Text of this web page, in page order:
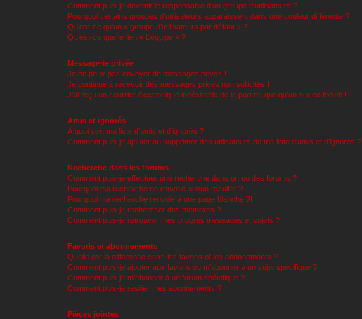
Comment puis-je devenir le responsable d’un groupe d’utilisateurs ?
Pourquoi certains groupes d’utilisateurs apparaissent dans une couleur différente ?
Qu’est-ce qu’un « groupe d’utilisateurs par défaut » ?
Qu’est-ce que le lien « L’équipe » ?
Messagerie privée
Je ne peux pas envoyer de messages privés !
Je continue à recevoir des messages privés non sollicités !
J’ai reçu un courrier électronique indésirable de la part de quelqu’un sur ce forum !
Amis et ignorés
À quoi sert ma liste d’amis et d’ignorés ?
Comment puis-je ajouter ou supprimer des utilisateurs de ma liste d’amis et d’ignorés ?
Recherche dans les forums
Comment puis-je effectuer une recherche dans un ou des forums ?
Pourquoi ma recherche ne renvoie aucun résultat ?
Pourquoi ma recherche renvoie à une page blanche ?!
Comment puis-je rechercher des membres ?
Comment puis-je retrouver mes propres messages et sujets ?
Favoris et abonnements
Quelle est la différence entre les favoris et les abonnements ?
Comment puis-je ajouter aux favoris ou m’abonner à un sujet spécifique ?
Comment puis-je m’abonner à un forum spécifique ?
Comment puis-je résilier mes abonnements ?
Pièces jointes